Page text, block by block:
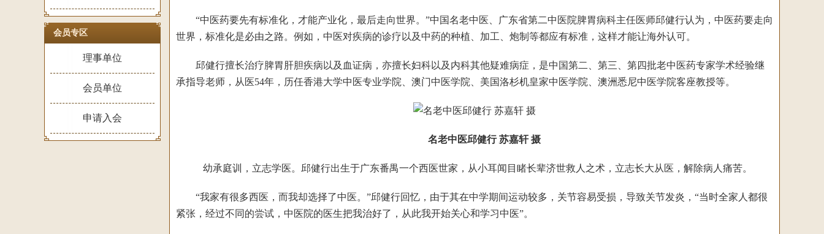
会员专区
理事单位
会员单位
申请入会
“中医药要先有标准化，才能产业化，最后走向世界。”中国名老中医、广东省第二中医院脾胃病科主任医师邱健行认为，中医药要走向
世界，标准化是必由之路。例如，中医对疾病的诊疗以及中药的种植、加工、炮制等都应有标准，这样才能让海外认可。
邱健行擅长治疗脾胃肝胆疾病以及血证病，亦擅长妇科以及内科其他疑难病症，是中国第二、第三、第四批老中医药专家学术经验继
承指导老师，从医54年，历任香港大学中医专业学院、澳门中医学院、美国洛杉机皇家中医学院、澳洲悉尼中医学院客座教授等。
名老中医邱健行 苏嘉轩 摄
幼承庭训，立志学医。邱健行出生于广东番禺一个西医世家，从小耳闻目睹长辈济世救人之术，立志长大从医，解除病人痛苦。
“我家有很多西医，而我却选择了中医。”邱健行回忆，由于其在中学期间运动较多，关节容易受损，导致关节发炎，“当时全家人都很
紧张，经过不同的尝试，中医院的医生把我治好了，从此我开始关心和学习中医”。